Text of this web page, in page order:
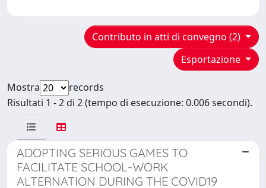
Contributo in atti di convegno (2)
Esportazione
Mostra
records
Risultati 1 - 2 di 2 (tempo di esecuzione: 0.006 secondi).
ADOPTING SERIOUS GAMES TO
FACILITATE SCHOOL-WORK
ALTERNATION DURING THE COVID19